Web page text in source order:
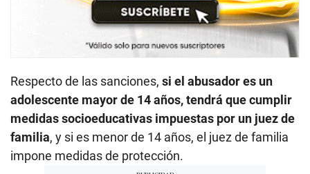
Respecto de las sanciones, si el abusador es un
adolescente mayor de 14 años, tendrá que cumplir
medidas socioeducativas impuestas por un juez de
familia, y si es menor de 14 años, el juez de familia
impone medidas de protección.